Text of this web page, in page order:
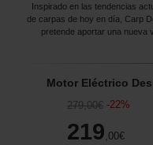
Inspirado en las tendencias
de carpas de hoy en día, Carp
pretende aportar una nueva
Motor Eléctrico
279,00€ -22%
219 ,00€